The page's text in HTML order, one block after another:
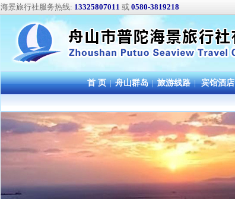
海景旅行社服务热线: 13325807011 或 0580-3819218
首 页 | 舟山群岛 | 旅游线路 | 宾馆酒店